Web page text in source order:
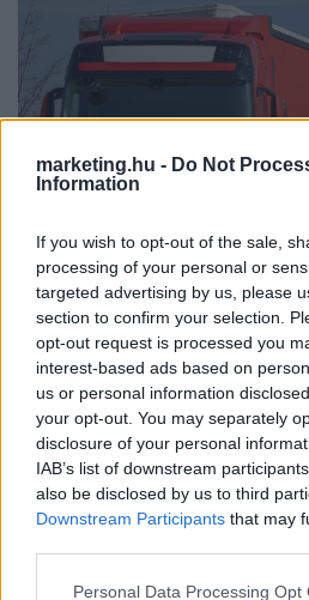
marketing.hu - Do Not
Information
If you wish to opt-out of the sale,
processing of your personal or
targeted advertising by us, please
section to confirm your selection.
opt-out request is processed you
interest-based ads based on
us or personal information
your opt-out. You may separately
disclosure of your personal
IAB’s list of downstream
also be disclosed by us to third
Downstream Participants that may
Please note that this website/app
Personal Data Processing Opt
E-kamionokkal zöldíti
Coca-Cola HBC Magyarország
A Coca-Cola HBC Magyarország
megoldások alkalmazásán dolgozik,
hatékonyság mellett a környezeti
támogatják.
AI/TECH| 2026. MÁJUS 18.